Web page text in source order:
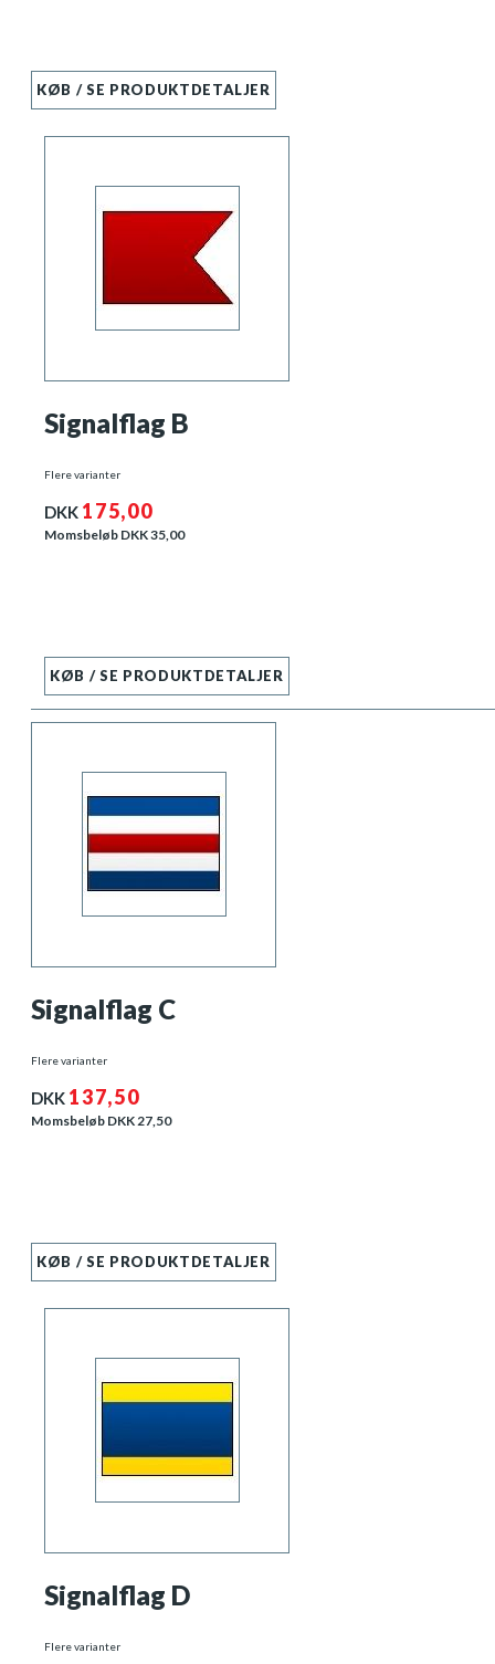
KØB / SE PRODUKTDETALJER
Signalflag B
Flere varianter
DKK 175,00
Momsbeløb DKK35,00
KØB / SE PRODUKTDETALJER
Signalflag C
Flere varianter
DKK 137,50
Momsbeløb DKK27,50
KØB / SE PRODUKTDETALJER
Signalflag D
Flere varianter